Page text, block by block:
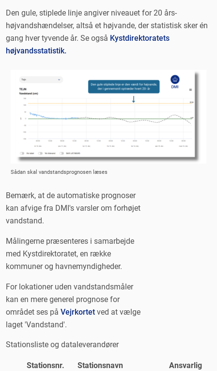
Den gule, stiplede linje angiver niveauet for 20 års-
højvandshændelser, altså et højvande, der statistisk sker én
gang hver tyvende år. Se også Kystdirektoratets
højvandsstatistik.
Sådan skal vandstandsprognosen læses
Bemærk, at de automatiske prognoser
kan afvige fra DMI's varsler om forhøjet
vandstand.
Målingerne præsenteres i samarbejde
med Kystdirektoratet, en række
kommuner og havnemyndigheder.
For lokationer uden vandstandsmåler
kan en mere generel prognose for
området ses på Vejrkortet ved at vælge
laget 'Vandstand'.
Stationsliste og dataleverandører
Stationsnr. Stationsnavn
Ansvarlig